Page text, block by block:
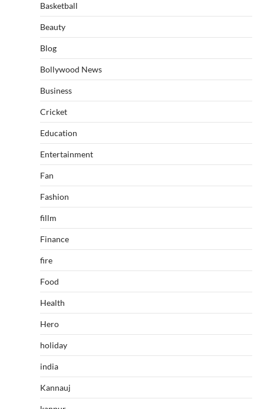
Basketball
Beauty
Blog
Bollywood News
Business
Cricket
Education
Entertainment
Fan
Fashion
fillm
Finance
fire
Food
Health
Hero
holiday
india
Kannauj